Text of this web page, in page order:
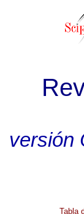
versión
Tabla